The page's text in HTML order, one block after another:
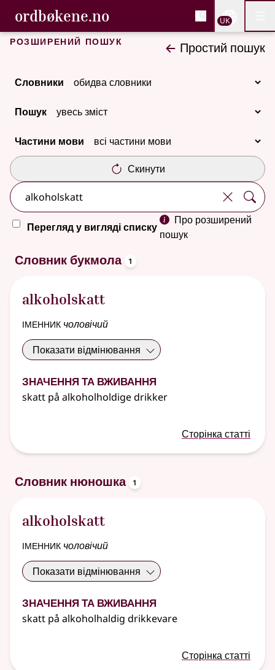
Перейти до основного вмісту
Доступність
ordbøkene.no, Cловник букмола та
Cловник букмола та Словник нюношка
UK
Розширений пошук Простий пошук
Словники
Пошук
Частини мови
Скинути
Перегляд у вигляді списку
Про розширений
пошук
2 результатів
Словник букмола 1
alkoholskatt
іменник чоловічий
Показати відмінювання
Значення та вживання
skatt på alkoholholdige drikker
Сторінка статті
Словник нюношка 1
alkoholskatt
іменник чоловічий
Показати відмінювання
Значення та вживання
skatt på alkoholhaldig drikkevare
Сторінка статті